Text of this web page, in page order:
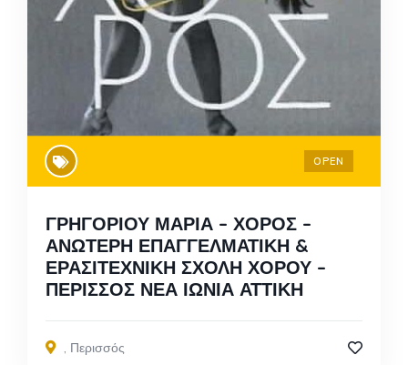
OPEN
ΓΡΗΓΟΡΙΟΥ ΜΑΡΙΑ – ΧΟΡΟΣ –
ΑΝΩΤΕΡΗ ΕΠΑΓΓΕΛΜΑΤΙΚΗ &
ΕΡΑΣΙΤΕΧΝΙΚΗ ΣΧΟΛΗ ΧΟΡΟΥ –
ΠΕΡΙΣΣΟΣ ΝΕΑ ΙΩΝΙΑ ΑΤΤΙΚΗ
, Περισσός